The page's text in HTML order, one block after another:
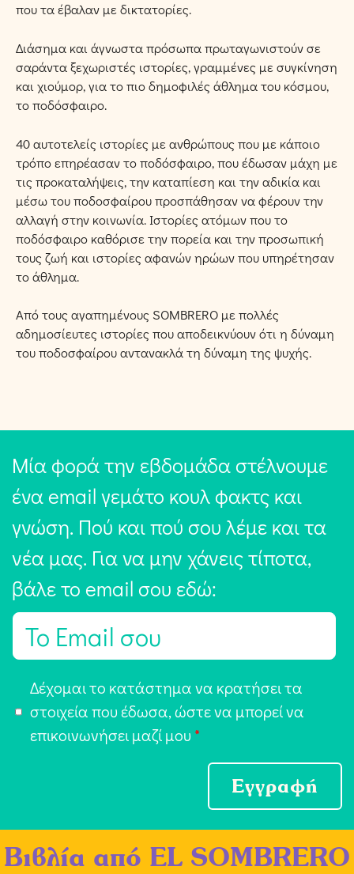
που τα έβαλαν με δικτατορίες.
Διάσημα και άγνωστα πρόσωπα πρωταγωνιστούν σε
σαράντα ξεχωριστές ιστορίες, γραμμένες με συγκίνηση
και χιούμορ, για το πιο δημοφιλές άθλημα του κόσμου,
το ποδόσφαιρο.
40 αυτοτελείς ιστορίες με ανθρώπους που με κάποιο
τρόπο επηρέασαν το ποδόσφαιρο, που έδωσαν μάχη με
τις προκαταλήψεις, την καταπίεση και την αδικία και
μέσω του ποδοσφαίρου προσπάθησαν να φέρουν την
αλλαγή στην κοινωνία. Ιστορίες ατόμων που το
ποδόσφαιρο καθόρισε την πορεία και την προσωπική
τους ζωή και ιστορίες αφανών ηρώων που υπηρέτησαν
το άθλημα.
Από τους αγαπημένους SOMBRERO με πολλές
αδημοσίευτες ιστορίες που αποδεικνύουν ότι η δύναμη
του ποδοσφαίρου αντανακλά τη δύναμη της ψυχής.
Μία φορά την εβδομάδα στέλνουμε
ένα email γεμάτο κουλ φακτς και
γνώση. Πού και πού σου λέμε και τα
νέα μας. Για να μην χάνεις τίποτα,
βάλε το email σου εδώ:
E
π
ή
Ό
Δέχομαι το κατάστημα να κρατήσει τα
στοιχεία που έδωσα, ώστε να μπορεί να
επικοινωνήσει μαζί μου *
Εγγραφή
Βιβλία από EL SOMBRERO